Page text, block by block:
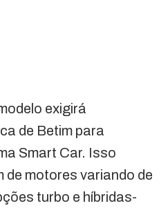
exigirá
de Betim para
Smart Car. Isso
de motores variando de
turbo e híbridas-